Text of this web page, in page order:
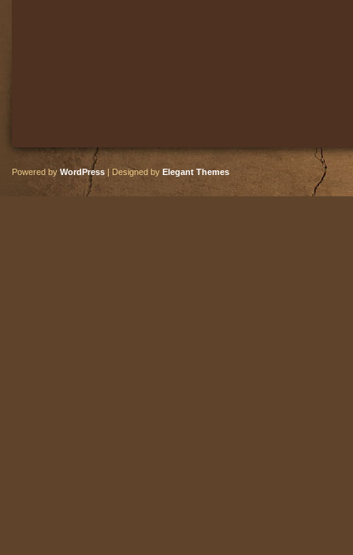
Powered by WordPress | Designed by Elegant Themes